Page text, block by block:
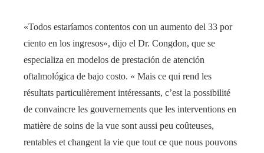
«Todos estaríamos contentos con un aumento del 33 por
ciento en los ingresos», dijo el Dr. Congdon, que se
especializa en modelos de prestación de atención
oftalmológica de bajo costo. « Mais ce qui rend les
résultats particulièrement intéressants, c’est la possibilité
de convaincre les gouvernements que les interventions en
matière de soins de la vue sont aussi peu coûteuses,
rentables et changent la vie que tout ce que nous pouvons